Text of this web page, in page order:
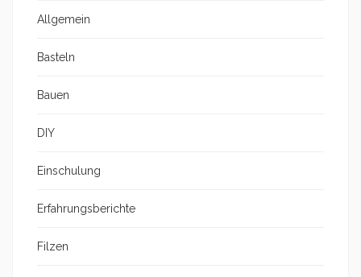
Allgemein
Basteln
Bauen
DIY
Einschulung
Erfahrungsberichte
Filzen